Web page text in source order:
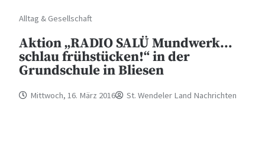
Alltag & Gesellschaft
Aktion „RADIO SALÜ Mundwerk…
schlau frühstücken!“ in der
Grundschule in Bliesen
Mittwoch, 16. März 2016 St. Wendeler Land Nachrichten